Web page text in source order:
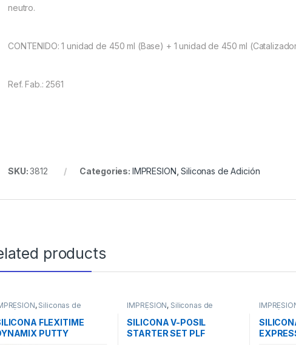
neutro.
CONTENIDO: 1 unidad de 450 ml (Base) + 1 unidad de 450 ml
Ref. Fab.: 2561
SKU:3812 Categories: IMPRESION ,Siliconas de Adición
products
, Siliconas de
Adición
FLEXITIME
PUTTY
IMPRESION, Siliconas de
Adición
SILICONA V-POSIL
STARTER SET PLF
Adición